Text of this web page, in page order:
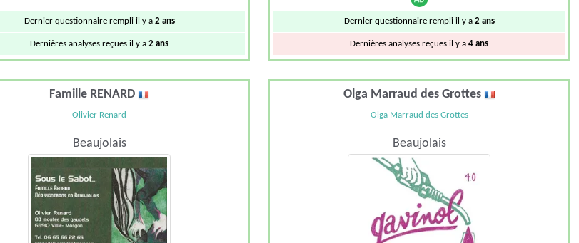
Dernier questionnaire rempli il y a 2 ans
Dernières analyses reçues il y a 2 ans
Dernier questionnaire rempli il y a 2 ans
Dernières analyses reçues il y a 4 ans
Famille RENARD
Olivier Renard
Beaujolais
Olga Marraud des Grottes
Olga Marraud des Grottes
Beaujolais